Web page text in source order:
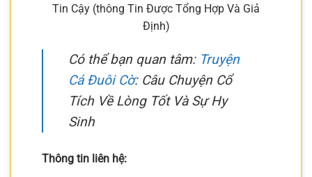
Tin Cậy (thông Tin Được Tổng Hợp Và Giả
Định)
Có thể bạn quan tâm: Truyện
Cá Đuôi Cờ: Câu Chuyện Cổ
Tích Về Lòng Tốt Và Sự Hy
Sinh
Thông tin liên hệ: